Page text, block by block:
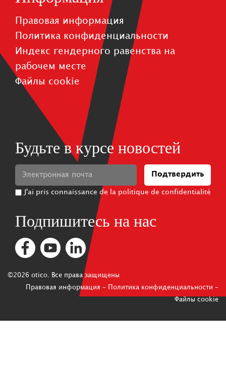
Правовая информация
Политика конфиденциальности
Индекс гендерного равенства на
рабочем месте
Файлы cookie
Будьте в курсе новостей
Подтвердить
J'ai pris connaissance de la politique de confidentialité
Подпишитесь на нас
©2026 otico. Все права защищены
Правовая информация - Политика конфиденциальности -
Файлы cookie